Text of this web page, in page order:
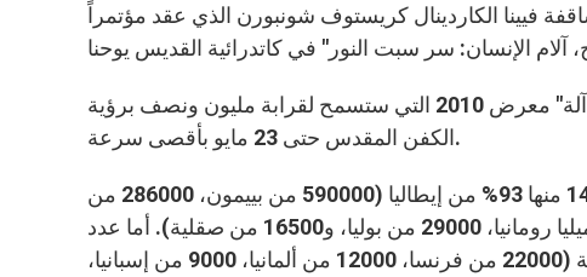
رئيس أساقفة فيينا الكاردينال كريستوف شونبورن الذي عقد مؤتمراً
بعد الاحتفال الافتتاحي يوم السبت وأول يوم من التمرين، تعمل "آلة" معرض 2010 التي ستسمح لقرابة مليون ونصف برؤية
الكفن المقدس حتى 23 مايو بأقصى سرعة.
إشارة إلى أن عدد الأماكن المحجوزة ارتفع حتى الآن إلى 1437561 منها 93% من إيطاليا (590000 من بييمون، 286000 من
لومباردي، 80000 من لاتيوم، 73000 من فينيتو، 63000 من إميليا رومانيا، 29000 من بوليا، و16500 من صقلية). أما عدد
الحجوزات الخارجية فقد ارتفع إلى حوالي 60000 من أوروبا الغربية (22000 من فرنسا، 12000 من ألمانيا، 9000 من إسبانيا،